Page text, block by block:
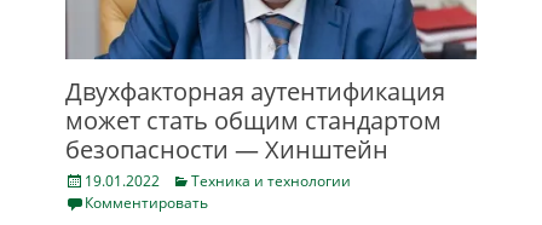
Двухфакторная аутентификация
может стать общим стандартом
безопасности — Хинштейн
Posted
on
19.01.2022 Categories
Техника и технологии
Комментировать